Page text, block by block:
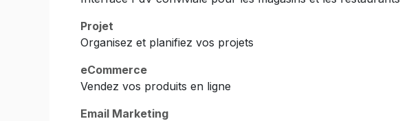
Projet
Organisez et planifiez vos projets
eCommerce
Vendez vos produits en ligne
Email Marketing